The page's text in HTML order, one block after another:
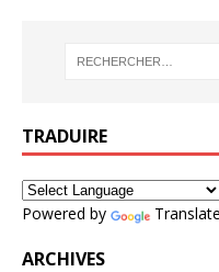
TRADUIRE
Powered by Translate
ARCHIVES